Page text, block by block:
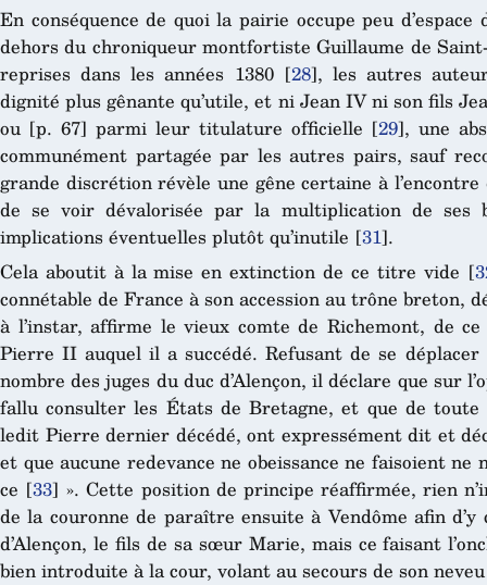
En conséquence de quoi la pairie occupe peu
dehors du chroniqueur montfortiste Guillaume de
reprises dans les années 1380[28], les autres
dignité plus gênante qu’utile, et ni Jean IV ni son fils
ou [p. 67] parmi leur titulature officielle [29], une
communément partagée par les autres pairs, sauf
grande discrétion révèle une gêne certaine à
de se voir dévalorisée par la multiplication de ses
implications éventuelles plutôt qu’inutile [31].
Cela aboutit à la mise en extinction de ce titre vide [
connétable de France à son accession au trône breton,
à l’instar, affirme le vieux comte de Richemont, de
Pierre II auquel il a succédé. Refusant de se
nombre des juges du duc d’Alençon, il déclare que sur
fallu consulter les États de Bretagne, et que de toute
ledit Pierre dernier décédé, ont expressément dit et
et que aucune redevance ne obeissance ne faisoient
ce [33] ». Cette position de principe réaffirmée, rien
de la couronne de paraître ensuite à Vendôme afin
d’Alençon, le fils de sa sœur Marie, mais ce faisant
bien introduite à la cour, volant au secours de son